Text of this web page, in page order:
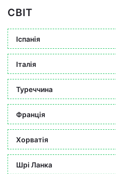
СВІТ
Іспанія
Італія
Туреччина
Франція
Хорватія
Шрі Ланка